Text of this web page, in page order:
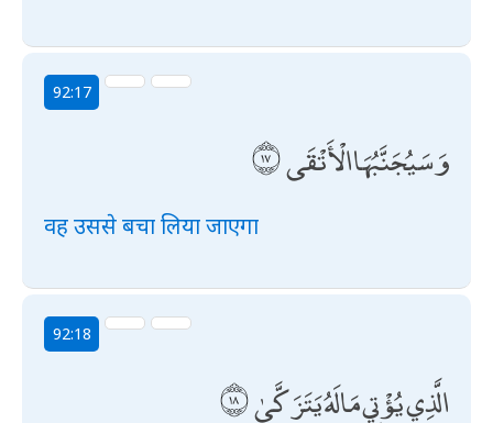
92:17
وَسَيُجَنَّبُهَا الْأَتْقَى
वह उससे बचा लिया जाएगा
92:18
الَّذِي يُؤْتِي مَالَهُ يَتَزَكَّىٰ